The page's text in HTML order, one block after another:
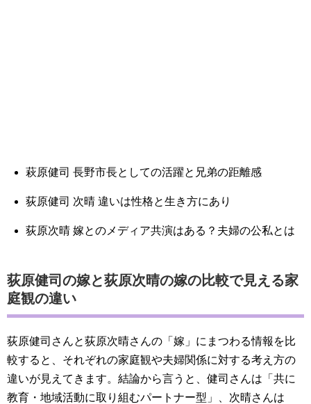
萩原健司 長野市長としての活躍と兄弟の距離感
荻原健司 次晴 違いは性格と生き方にあり
荻原次晴 嫁とのメディア共演はある？夫婦の公私とは
荻原健司の嫁と荻原次晴の嫁の比較で見える家
庭観の違い
荻原健司さんと荻原次晴さんの「嫁」にまつわる情報を比
較すると、それぞれの家庭観や夫婦関係に対する考え方の
違いが見えてきます。結論から言うと、健司さんは「共に
教育・地域活動に取り組むパートナー型」、次晴さんは